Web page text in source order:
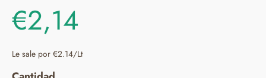
€2,14
Le sale por €2.14/Lt